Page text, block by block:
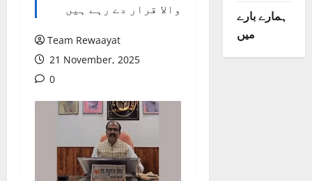
والا قرار دے رہے ہیں
Team Rewaayat
21 November, 2025
0
ہمارے بارے
میں